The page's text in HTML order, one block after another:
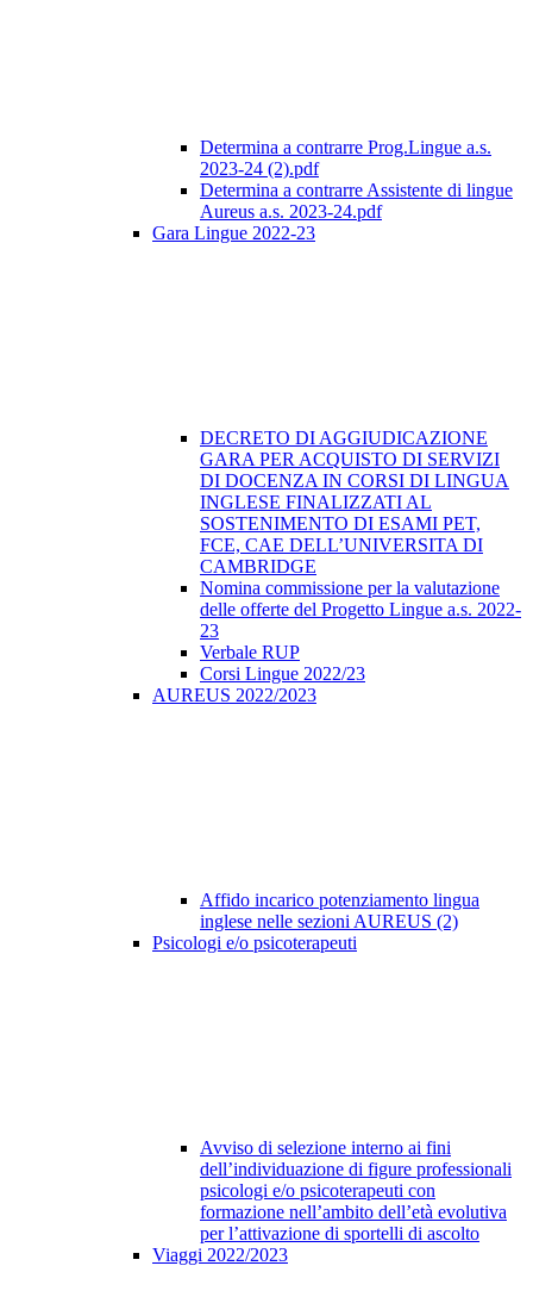
Determina a contrarre Prog.Lingue a.s.
2023-24 (2).pdf
Determina a contrarre Assistente di lingue
Aureus a.s. 2023-24.pdf
Gara Lingue 2022-23
DECRETO DI AGGIUDICAZIONE
GARA PER ACQUISTO DI SERVIZI
DI DOCENZA IN CORSI DI LINGUA
INGLESE FINALIZZATI AL
SOSTENIMENTO DI ESAMI PET,
FCE, CAE DELL’UNIVERSITA DI
CAMBRIDGE
Nomina commissione per la valutazione
delle offerte del Progetto Lingue a.s. 2022-
23
Verbale RUP
Corsi Lingue 2022/23
AUREUS 2022/2023
Affido incarico potenziamento lingua
inglese nelle sezioni AUREUS (2)
Psicologi e/o psicoterapeuti
Avviso di selezione interno ai fini
dell’individuazione di figure professionali
psicologi e/o psicoterapeuti con
formazione nell’ambito dell’età evolutiva
per l’attivazione di sportelli di ascolto
Viaggi 2022/2023